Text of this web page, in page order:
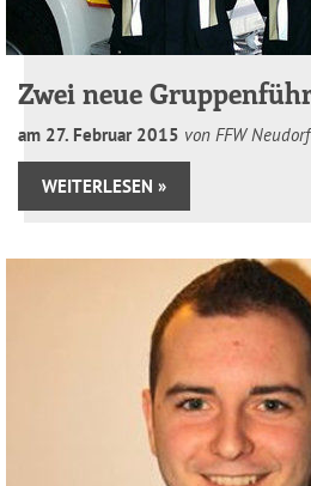
Zwei neue
am 27. Februar 2015 von FFW Neudorf
WEITERLESEN »